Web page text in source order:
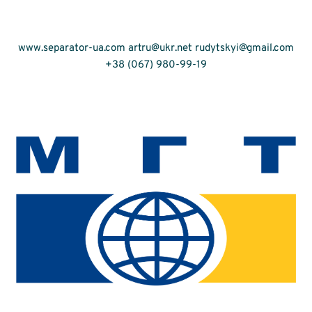
www.separator-ua.com artru@ukr.net rudytskyi@gmail.com
+38 (067) 980-99-19